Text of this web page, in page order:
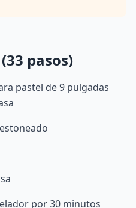
pasos)
pastel de 9 pulgadas
por 30 minutos